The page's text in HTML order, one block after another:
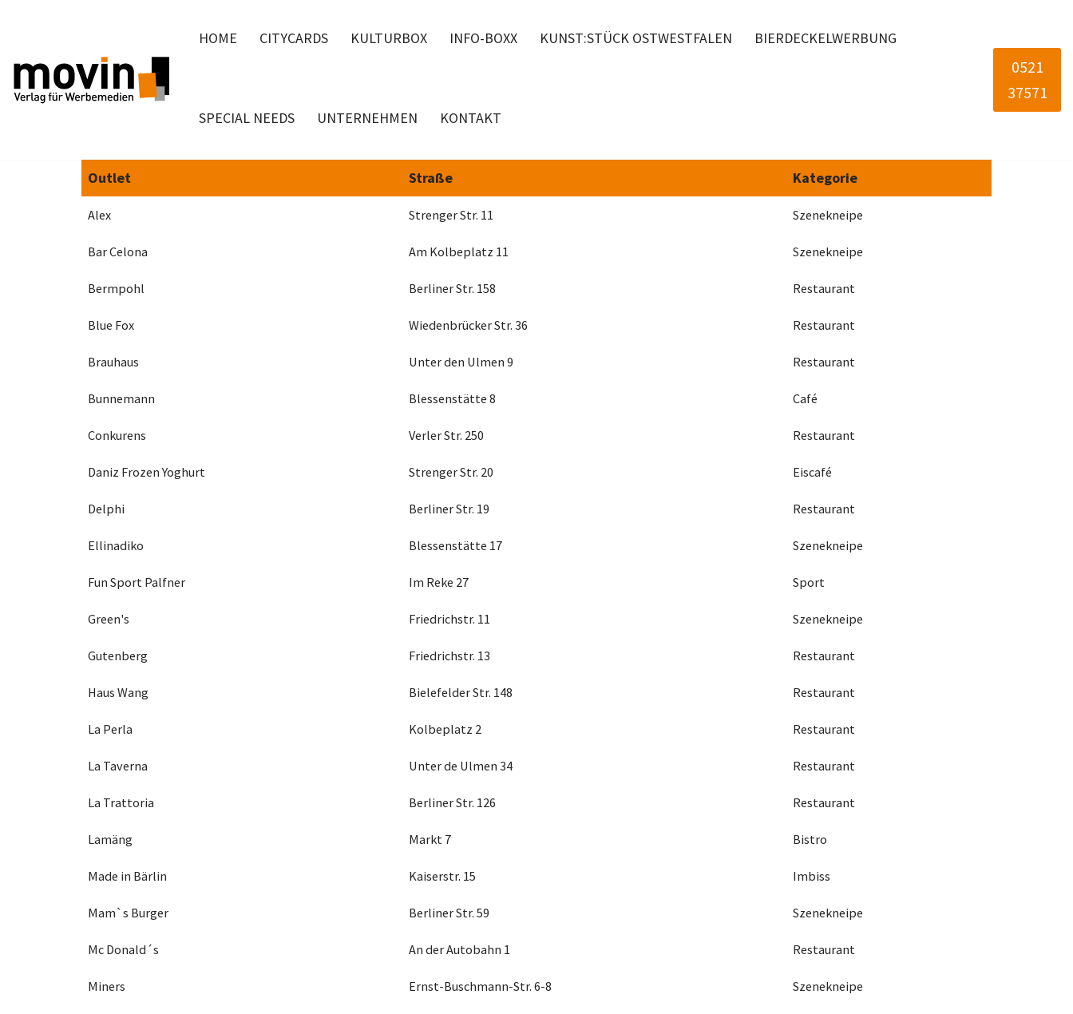
Inhalt
springen
HOME CITYCARDS KULTURBOX INFO-BOXX KUNST:STÜCK OSTWESTFALEN BIERDECKELWERBUNG
SPECIAL NEEDS UNTERNEHMEN KONTAKT
0521
37571
Outlet Straße Kategorie
Alex Strenger Str. 11 Szenekneipe
Bar Celona Am Kolbeplatz 11 Szenekneipe
Bermpohl Berliner Str. 158 Restaurant
Blue Fox Wiedenbrücker Str. 36 Restaurant
Brauhaus Unter den Ulmen 9 Restaurant
Bunnemann Blessenstätte 8 Café
Conkurens Verler Str. 250 Restaurant
Daniz Frozen Yoghurt Strenger Str. 20 Eiscafé
Delphi Berliner Str. 19 Restaurant
Ellinadiko Blessenstätte 17 Szenekneipe
Fun Sport Palfner Im Reke 27 Sport
Green's Friedrichstr. 11 Szenekneipe
Gutenberg Friedrichstr. 13 Restaurant
Haus Wang Bielefelder Str. 148 Restaurant
La Perla Kolbeplatz 2 Restaurant
La Taverna Unter de Ulmen 34 Restaurant
La Trattoria Berliner Str. 126 Restaurant
Lamäng Markt 7 Bistro
Made in Bärlin Kaiserstr. 15 Imbiss
Mam`s Burger Berliner Str. 59 Szenekneipe
Mc Donald´s An der Autobahn 1 Restaurant
Miners Ernst-Buschmann-Str. 6-8 Szenekneipe